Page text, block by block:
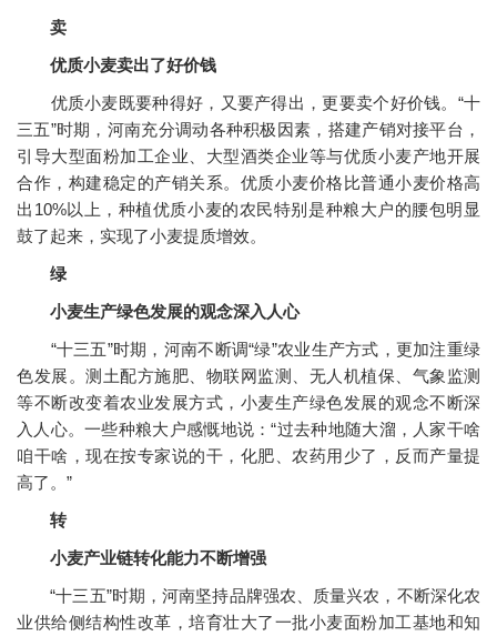
卖
优质小麦卖出了好价钱
优质小麦既要种得好，又要产得出，更要卖个好价钱。“十
三五”时期，河南充分调动各种积极因素，搭建产销对接平台，
引导大型面粉加工企业、大型酒类企业等与优质小麦产地开展
合作，构建稳定的产销关系。优质小麦价格比普通小麦价格高
出10%以上，种植优质小麦的农民特别是种粮大户的腰包明显
鼓了起来，实现了小麦提质增效。
绿
小麦生产绿色发展的观念深入人心
“十三五”时期，河南不断调“绿”农业生产方式，更加注重绿
色发展。测土配方施肥、物联网监测、无人机植保、气象监测
等不断改变着农业发展方式，小麦生产绿色发展的观念不断深
入人心。一些种粮大户感慨地说：“过去种地随大溜，人家干啥
咱干啥，现在按专家说的干，化肥、农药用少了，反而产量提
高了。”
转
小麦产业链转化能力不断增强
“十三五”时期，河南坚持品牌强农、质量兴农，不断深化农
业供给侧结构性改革，培育壮大了一批小麦面粉加工基地和知